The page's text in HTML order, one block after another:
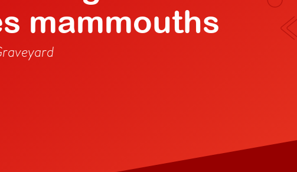
mammouths